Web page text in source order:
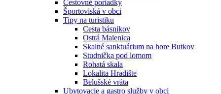
Cestovné poriadky
Športoviská v obci
Tipy na turistiku
Cesta básnikov
Ostrá Malenica
Skalné sanktuárium na hore Butkov
Studnička pod lomom
Rohatá skala
Lokalita Hradište
Belušské vráta
Ubytovacie a gastro služby v obci